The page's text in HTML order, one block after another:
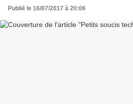
Publié le 16/07/2017 à 20:06